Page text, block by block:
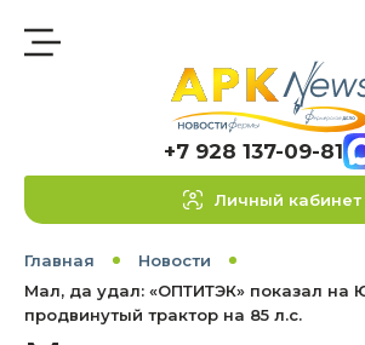
+7 928 137-09-81
Личный кабинет
Главная
Новости
Мал, да удал: «ОПТИТЭК» показал на
продвинутый трактор на 85 л.с.